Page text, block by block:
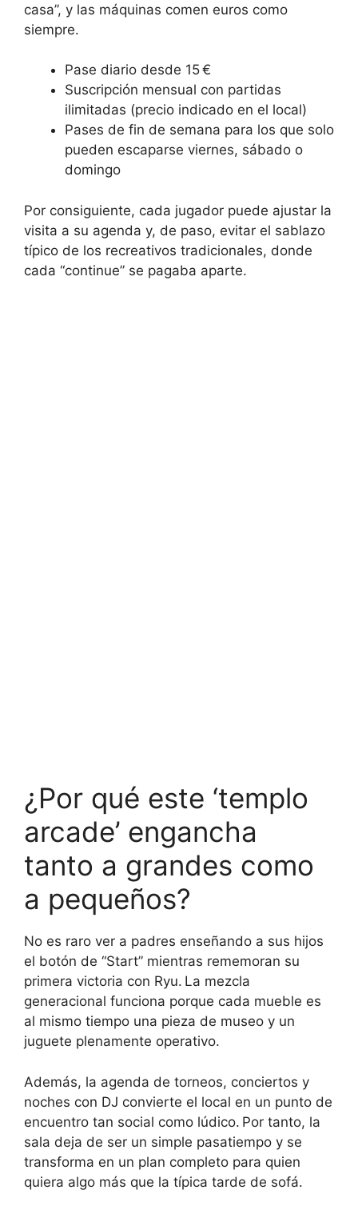
casa”, y las máquinas comen euros como
siempre.
Pase diario desde 15 €
Suscripción mensual con partidas
ilimitadas (precio indicado en el local)
Pases de fin de semana para los que solo
pueden escaparse viernes, sábado o
domingo
Por consiguiente, cada jugador puede ajustar la
visita a su agenda y, de paso, evitar el sablazo
típico de los recreativos tradicionales, donde
cada “continue” se pagaba aparte.
¿Por qué este ‘templo
arcade’ engancha
tanto a grandes como
a pequeños?
No es raro ver a padres enseñando a sus hijos
el botón de “Start” mientras rememoran su
primera victoria con Ryu. La mezcla
generacional funciona porque cada mueble es
al mismo tiempo una pieza de museo y un
juguete plenamente operativo.
Además, la agenda de torneos, conciertos y
noches con DJ convierte el local en un punto de
encuentro tan social como lúdico. Por tanto, la
sala deja de ser un simple pasatiempo y se
transforma en un plan completo para quien
quiera algo más que la típica tarde de sofá.